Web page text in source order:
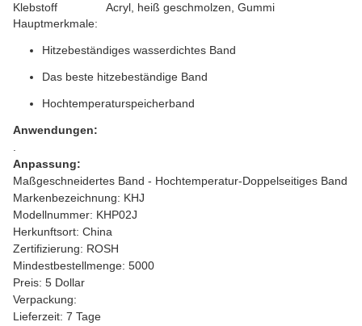
Klebstoff
Acryl, heiß geschmolzen, Gummi
Hauptmerkmale:
Hitzebeständiges wasserdichtes Band
Das beste hitzebeständige Band
Hochtemperaturspeicherband
Anwendungen:
Anpassung:
Maßgeschneidertes Band - Hochtemperatur-Doppelseitiges Band
Markenbezeichnung: KHJ
Modellnummer: KHP02J
Herkunftsort: China
Zertifizierung: ROSH
Mindestbestellmenge: 5000
Preis: 5 Dollar
Verpackung:
Lieferzeit: 7 Tage